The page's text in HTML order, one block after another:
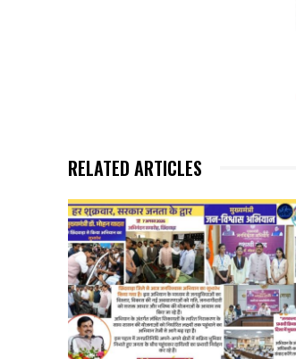
RELATED ARTICLES